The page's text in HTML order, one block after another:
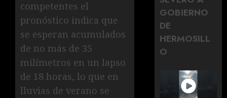
competentes el
pronóstico indica que
se esperan acumulados
de no más de 35
milímetros en un lapso
de 18 horas, lo que en
lluvias de verano se
GOBIERNO
DE
HERMOSILL
O